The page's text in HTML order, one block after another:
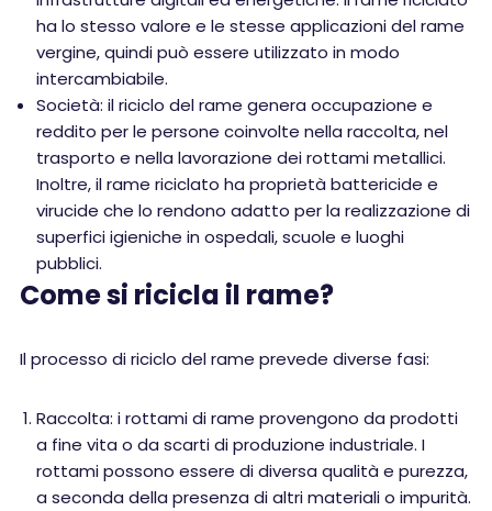
ha lo stesso valore e le stesse applicazioni del rame
vergine, quindi può essere utilizzato in modo
intercambiabile.
Società: il riciclo del rame genera occupazione e
reddito per le persone coinvolte nella raccolta, nel
trasporto e nella lavorazione dei rottami metallici.
Inoltre, il rame riciclato ha proprietà battericide e
virucide che lo rendono adatto per la realizzazione di
superfici igieniche in ospedali, scuole e luoghi
pubblici.
Come si ricicla il rame?
Il processo di riciclo del rame prevede diverse fasi:
Raccolta: i rottami di rame provengono da prodotti
a fine vita o da scarti di produzione industriale. I
rottami possono essere di diversa qualità e purezza,
a seconda della presenza di altri materiali o impurità.